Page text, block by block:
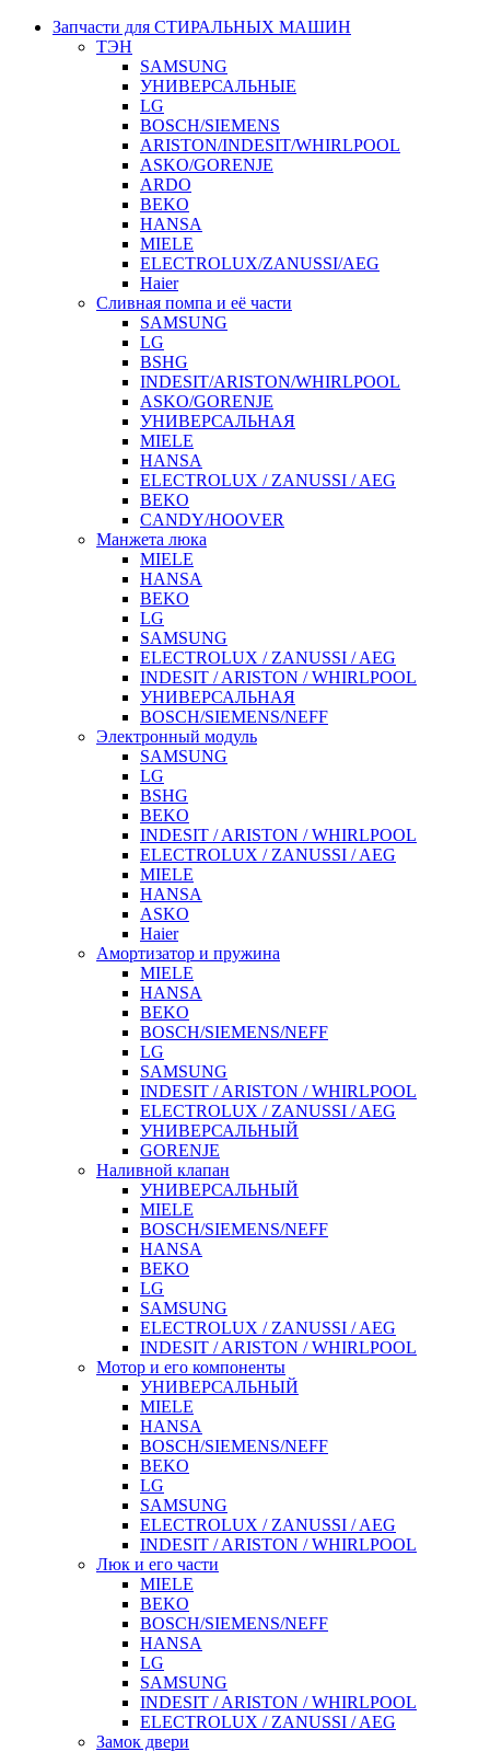
Запчасти для СТИРАЛЬНЫХ МАШИН
ТЭН
SAMSUNG
УНИВЕРСАЛЬНЫЕ
LG
BOSCH/SIEMENS
ARISTON/INDESIT/WHIRLPOOL
ASKO/GORENJE
ARDO
BEKO
HANSA
MIELE
ELECTROLUX/ZANUSSI/AEG
Haier
Сливная помпа и её части
SAMSUNG
LG
BSHG
INDESIT/ARISTON/WHIRLPOOL
ASKO/GORENJE
УНИВЕРСАЛЬНАЯ
MIELE
HANSA
ELECTROLUX / ZANUSSI / AEG
BEKO
CANDY/HOOVER
Манжета люка
MIELE
HANSA
BEKO
LG
SAMSUNG
ELECTROLUX / ZANUSSI / AEG
INDESIT / ARISTON / WHIRLPOOL
УНИВЕРСАЛЬНАЯ
BOSCH/SIEMENS/NEFF
Электронный модуль
SAMSUNG
LG
BSHG
BEKO
INDESIT / ARISTON / WHIRLPOOL
ELECTROLUX / ZANUSSI / AEG
MIELE
HANSA
ASKO
Haier
Амортизатор и пружина
MIELE
HANSA
BEKO
BOSCH/SIEMENS/NEFF
LG
SAMSUNG
INDESIT / ARISTON / WHIRLPOOL
ELECTROLUX / ZANUSSI / AEG
УНИВЕРСАЛЬНЫЙ
GORENJE
Наливной клапан
УНИВЕРСАЛЬНЫЙ
MIELE
BOSCH/SIEMENS/NEFF
HANSA
BEKO
LG
SAMSUNG
ELECTROLUX / ZANUSSI / AEG
INDESIT / ARISTON / WHIRLPOOL
Мотор и его компоненты
УНИВЕРСАЛЬНЫЙ
MIELE
HANSA
BOSCH/SIEMENS/NEFF
BEKO
LG
SAMSUNG
ELECTROLUX / ZANUSSI / AEG
INDESIT / ARISTON / WHIRLPOOL
Люк и его части
MIELE
BEKO
BOSCH/SIEMENS/NEFF
HANSA
LG
SAMSUNG
INDESIT / ARISTON / WHIRLPOOL
ELECTROLUX / ZANUSSI / AEG
Замок двери